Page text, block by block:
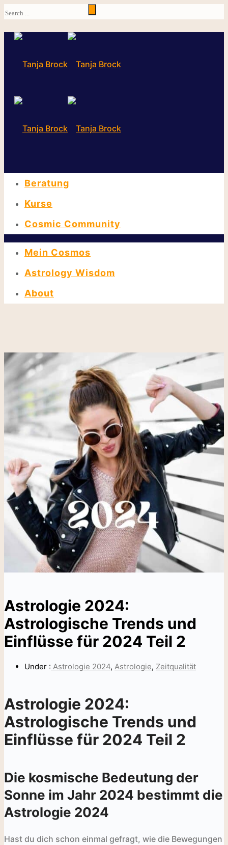
Beratung
Kurse
Cosmic Community
Mein Cosmos
Astrology Wisdom
About
Astrologie 2024:
Astrologische Trends und
Einflüsse für 2024 Teil 2
Under : Astrologie 2024, Astrologie, Zeitqualität
Astrologie 2024:
Astrologische Trends und
Einflüsse für 2024 Teil 2
Die kosmische Bedeutung der
Sonne im Jahr 2024 bestimmt die
Astrologie 2024
Hast du dich schon einmal gefragt, wie die Bewegungen